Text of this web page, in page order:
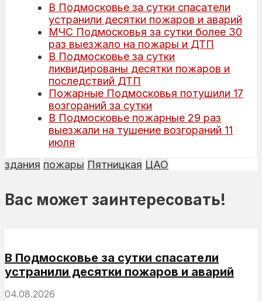
В Подмосковье за сутки спасатели
устранили десятки пожаров и аварий
МЧС Подмосковья за сутки более 30
раз выезжало на пожары и ДТП
В Подмосковье за сутки
ликвидированы десятки пожаров и
последствий ДТП
Пожарные Подмосковья потушили 17
возгораний за сутки
В Подмосковье пожарные 29 раз
выезжали на тушение возгораний 11
июля
здания пожары Пятницкая ЦАО
Вас может заинтересовать!
В Подмосковье за сутки спасатели
устранили десятки пожаров и аварий
04.08.2026